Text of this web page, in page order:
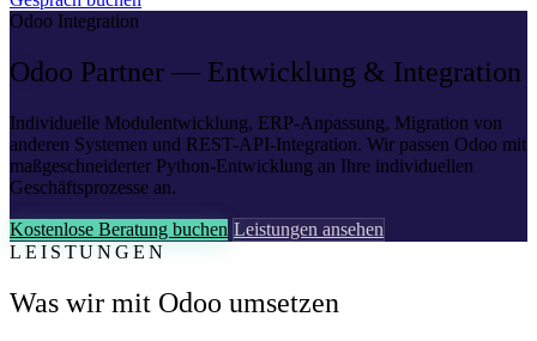
Odoo Integration
Odoo Partner — Entwicklung & Integration
Individuelle Modulentwicklung, ERP-Anpassung, Migration von
anderen Systemen und REST-API-Integration. Wir passen Odoo mit
maßgeschneiderter Python-Entwicklung an Ihre individuellen
Geschäftsprozesse an.
Kostenlose Beratung buchen Leistungen ansehen
LEISTUNGEN
Was wir mit Odoo umsetzen